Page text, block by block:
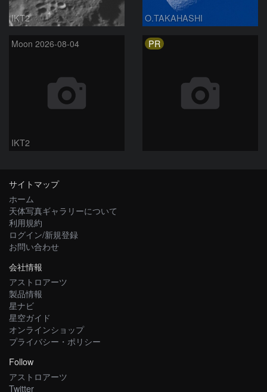
IKT2 O.TAKAHASHI
Moon 2026-08-04
IKT2
PR
サイトマップ
ホーム
天体写真ギャラリーについて
利用規約
ログイン/新規登録
お問い合わせ
会社情報
アストロアーツ
製品情報
星ナビ
星空ガイド
オンラインショップ
プライバシー・ポリシー
Follow
アストロアーツ
Twitter